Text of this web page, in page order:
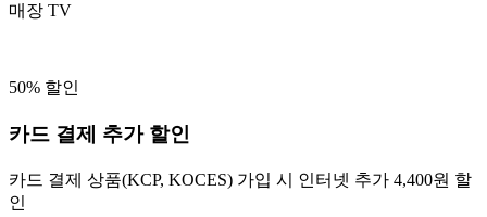
매장 TV
50% 할인
카드 결제 추가 할인
카드 결제 상품(KCP, KOCES) 가입 시 인터넷 추가 4,400원 할
인